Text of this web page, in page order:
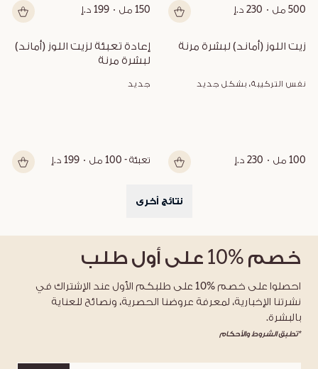
500 مل 230 د.إ 150 مل 199 د.إ
زيت اللوز (أماند) لبشرة مرنة
نفس التركيبة، بشكل جديد
100 مل 230 د.إ
لبشرة مرنة
جديد
تعبئة - 100 مل 199 د.إ
نتائج أخرى
خصم %10 على أول طلب
احصلوا على خصم %10 على طلبكم الأول عند الإشتراك في
نشرتنا الإخبارية، لمعرفة عروضنا الحصرية، ونصائح للعناية
بالبشرة.
*تطبق الشروط والأحكام